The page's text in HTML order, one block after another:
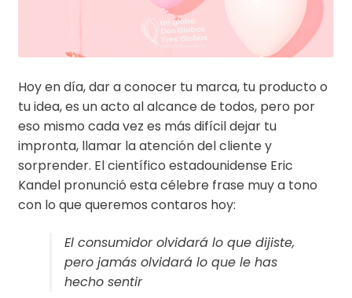
Hoy en día, dar a conocer tu marca, tu producto o
tu idea, es un acto al alcance de todos, pero por
eso mismo cada vez es más difícil dejar tu
impronta, llamar la atención del cliente y
sorprender. El científico estadounidense Eric
Kandel pronunció esta célebre frase muy a tono
con lo que queremos contaros hoy:
El consumidor olvidará lo que dijiste,
pero jamás olvidará lo que le has
hecho sentir